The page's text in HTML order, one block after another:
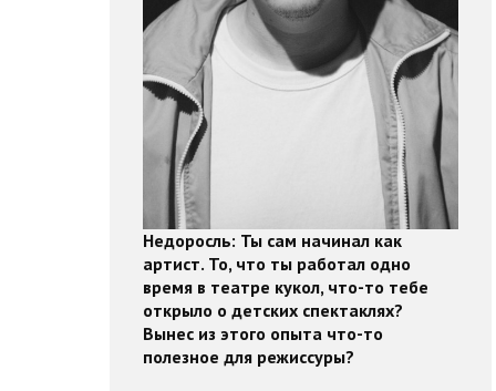
Недоросль: Ты сам начинал как
артист. То, что ты работал одно
время в театре кукол, что-то тебе
открыло о детских спектаклях?
Вынес из этого опыта что-то
полезное для режиссуры?